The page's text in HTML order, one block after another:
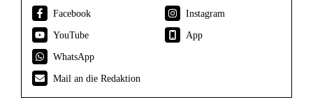
Facebook
Instagram
YouTube
App
WhatsApp
Mail an die Redaktion